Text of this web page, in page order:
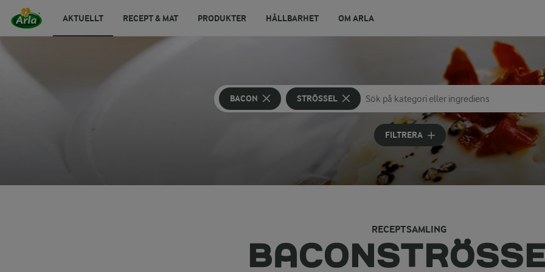
AKTUELLT RECEPT & MAT PRODUKTER HÅLLBARHET OM ARLA
BACON STRÖSSEL
Sök på kategori eller ingrediens
Skriv in sökord för att få förslag
FILTRERA
RECEPTSAMLING